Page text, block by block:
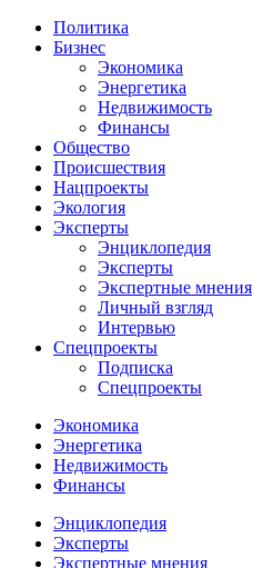
Политика
Бизнес
Экономика
Энергетика
Недвижимость
Финансы
Общество
Происшествия
Нацпроекты
Экология
Эксперты
Энциклопедия
Эксперты
Экспертные мнения
Личный взгляд
Интервью
Спецпроекты
Подписка
Спецпроекты
Экономика
Энергетика
Недвижимость
Финансы
Энциклопедия
Эксперты
Экспертные мнения